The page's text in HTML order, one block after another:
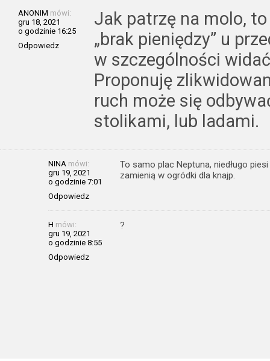
ANONIM mówi:
gru 18, 2021
o godzinie 16:25
Odpowiedz
Jak patrzę na molo,
„brak pieniędzy” u
w szczególności
Proponuję
ruch może się
stolikami, lub ladami.
NINA mówi:
gru 19, 2021
o godzinie 7:01
Odpowiedz
To samo plac Neptuna, niedługo
zamienią w ogródki dla knajp.
H mówi:
gru 19, 2021
o godzinie 8:55
Odpowiedz
?